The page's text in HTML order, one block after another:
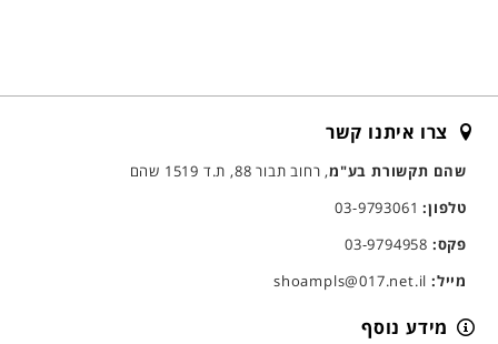
צרו איתנו קשר
שהם תקשורת בע"מ, רחוב תבור 88, ת.ד 1519 שהם
טלפון:03-9793061
פקס:
מייל:
מידע נוסף